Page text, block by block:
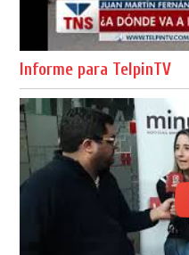
Informe para TelpinTV